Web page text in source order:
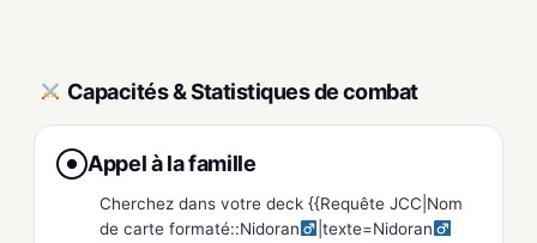
Capacités & Statistiques de combat
● Appel à la famille
Cherchez dans votre deck {{Requête JCC|Nom
de carte formaté::Nidoran
|texte=Nidoran